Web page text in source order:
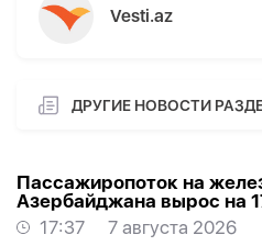
Vesti.az
ДРУГИЕ НОВОСТИ
Пассажиропоток на
Азербайджана вырос на
17:37
7 августа 2026